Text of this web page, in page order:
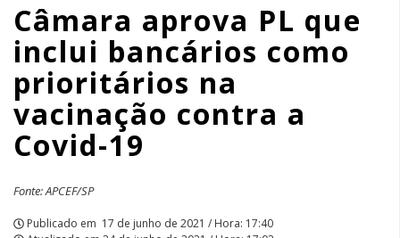
vacinação
contra
a
Covid-
19
|
Câmara aprova PL que
inclui bancários como
prioritários na
vacinação contra a
Covid-19
Fonte: APCEF/SP
Publicado em 17 de junho de 2021 / Hora: 17:40